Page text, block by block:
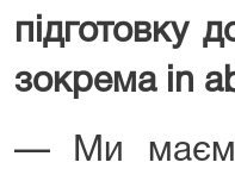
підготовку
зокрема in
— Ми маємо